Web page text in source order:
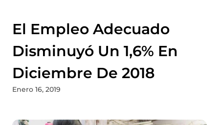
El Empleo Adecuado
Disminuyó Un 1,6% En
Diciembre De 2018
Enero 16, 2019